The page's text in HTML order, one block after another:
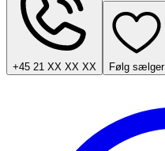
+45 21 XX XX XX Følg sælger